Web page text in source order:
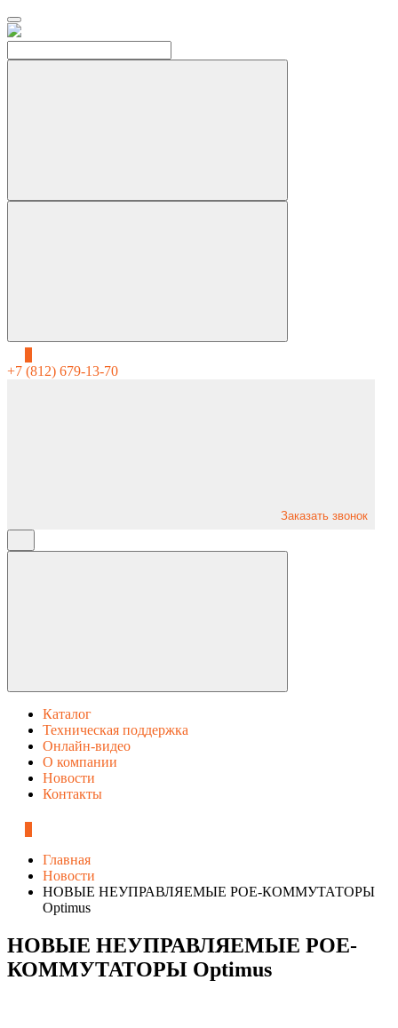
+7 (812) 679-13-70
Заказать звонок
Каталог
Техническая поддержка
Онлайн-видео
О компании
Новости
Контакты
Главная
Новости
НОВЫЕ НЕУПРАВЛЯЕМЫЕ POE-КОММУТАТОРЫ
Optimus
НОВЫЕ НЕУПРАВЛЯЕМЫЕ POE-
КОММУТАТОРЫ Optimus